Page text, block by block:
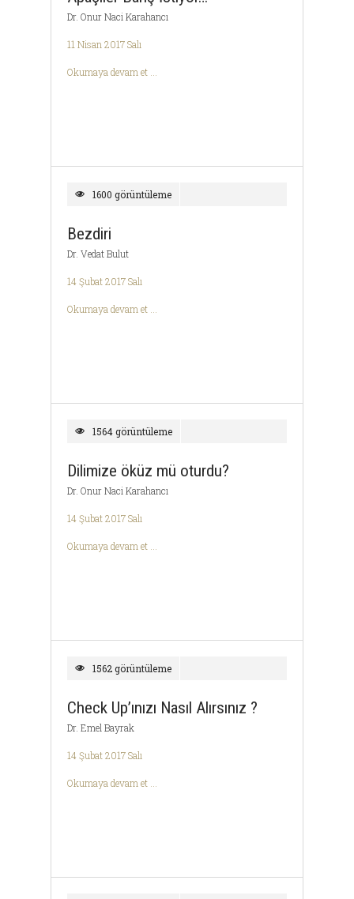
Dr. Onur Naci Karahancı
11 Nisan 2017 Salı
Okumaya devam et ...
1600 görüntüleme
Bezdiri
Dr. Vedat Bulut
14 Şubat 2017 Salı
Okumaya devam et ...
1564 görüntüleme
Dilimize öküz mü oturdu?
Dr. Onur Naci Karahancı
14 Şubat 2017 Salı
Okumaya devam et ...
1562 görüntüleme
Check Up’ınızı Nasıl Alırsınız ?
Dr. Emel Bayrak
14 Şubat 2017 Salı
Okumaya devam et ...